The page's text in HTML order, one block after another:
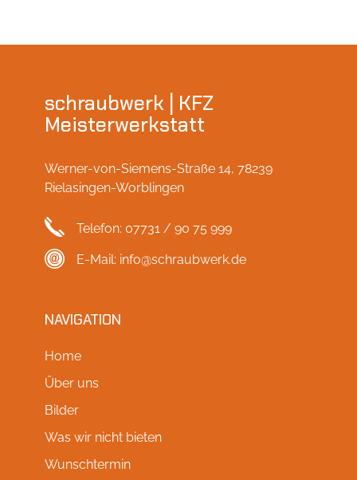
schraubwerk | KFZ
Meisterwerkstatt
Werner-von-Siemens-Straße 14, 78239
Rielasingen-Worblingen
Telefon: 07731 / 90 75 999
E-Mail: info@schraubwerk.de
NAVIGATION
Home
Über uns
Bilder
Was wir nicht bieten
Wunschtermin